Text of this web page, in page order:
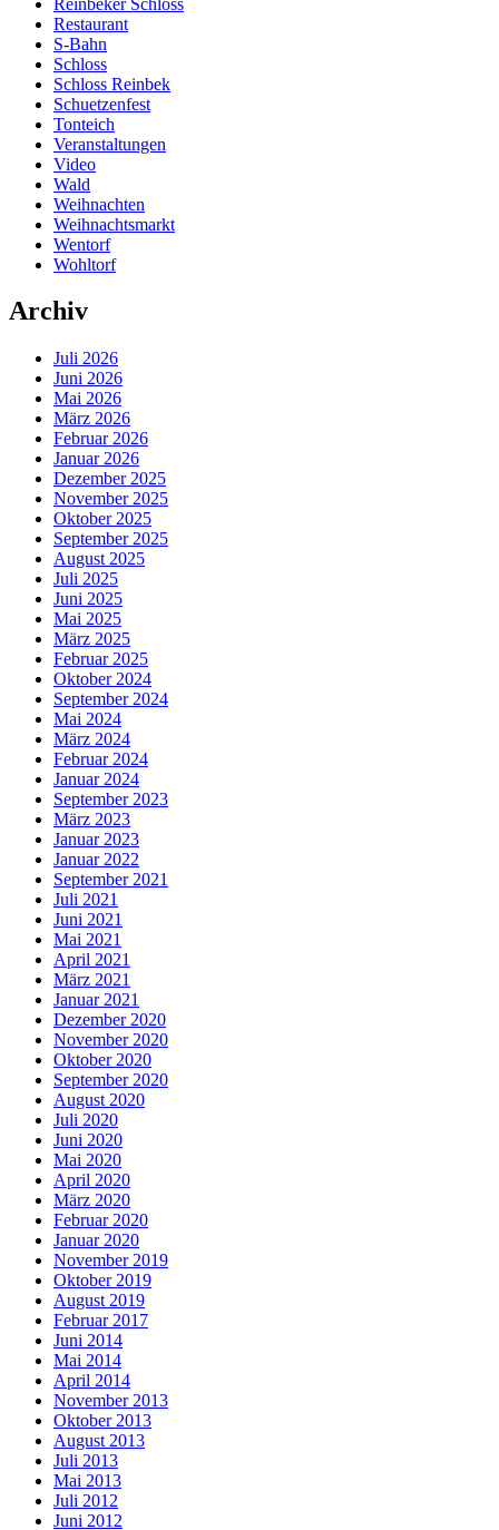
Restaurant
S-Bahn
Schloss
Schloss Reinbek
Schuetzenfest
Tonteich
Veranstaltungen
Video
Wald
Weihnachten
Weihnachtsmarkt
Wentorf
Wohltorf
Archiv
Juli 2026
Juni 2026
Mai 2026
März 2026
Februar 2026
Januar 2026
Dezember 2025
November 2025
Oktober 2025
September 2025
August 2025
Juli 2025
Juni 2025
Mai 2025
März 2025
Februar 2025
Oktober 2024
September 2024
Mai 2024
März 2024
Februar 2024
Januar 2024
September 2023
März 2023
Januar 2023
Januar 2022
September 2021
Juli 2021
Juni 2021
Mai 2021
April 2021
März 2021
Januar 2021
Dezember 2020
November 2020
Oktober 2020
September 2020
August 2020
Juli 2020
Juni 2020
Mai 2020
April 2020
März 2020
Februar 2020
Januar 2020
November 2019
Oktober 2019
August 2019
Februar 2017
Juni 2014
Mai 2014
April 2014
November 2013
Oktober 2013
August 2013
Juli 2013
Mai 2013
Juli 2012
Juni 2012